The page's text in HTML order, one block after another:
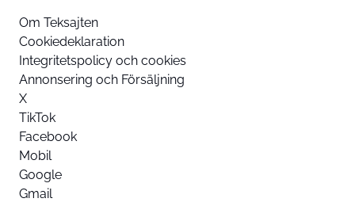
Om Teksajten
Cookiedeklaration
Integritetspolicy och cookies
Annonsering och Försäljning
X
TikTok
Facebook
Mobil
Google
Gmail